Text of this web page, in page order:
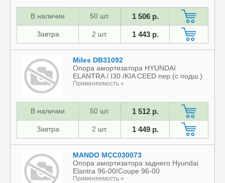
В наличии 50 шт. 1 506 р.
Завтра 2 шт. 1 443 р.
Miles DB31092
Опора амортизатора HYUNDAI
ELANTRA / I30 /KIA CEED пер.(с подш.)
Применяемость »
В наличии 50 шт. 1 512 р.
Завтра 2 шт. 1 449 р.
MANDO MCC030073
Опора амортизатора заднего Hyundai
Elantra 96-00/Coupe 96-00
Применяемость »